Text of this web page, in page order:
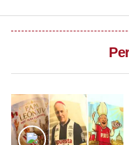
¿quiénes
Términos
Y
Condiciones